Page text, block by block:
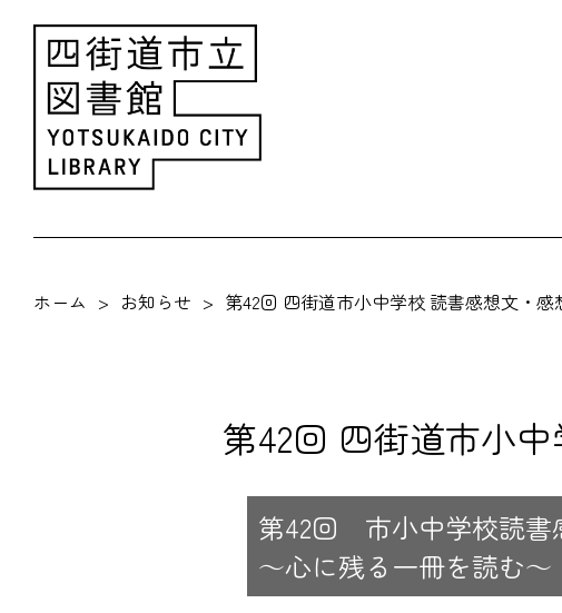
ホーム お知らせ 第42回 四街道市小中学校 読書感想文・
第42回 四街道市小
第42回 市小中学校読書
～心に残る一冊を読む～